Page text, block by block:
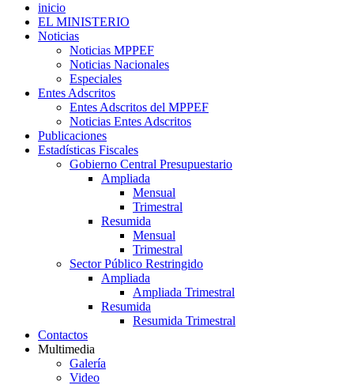
inicio
EL MINISTERIO
Noticias
Noticias MPPEF
Noticias Nacionales
Especiales
Entes Adscritos
Entes Adscritos del MPPEF
Noticias Entes Adscritos
Publicaciones
Estadísticas Fiscales
Gobierno Central Presupuestario
Ampliada
Mensual
Trimestral
Resumida
Mensual
Trimestral
Sector Público Restringido
Ampliada
Ampliada Trimestral
Resumida
Resumida Trimestral
Contactos
Multimedia
Galería
Video